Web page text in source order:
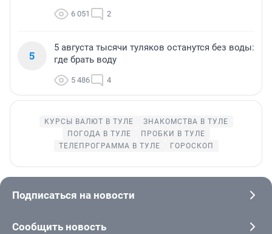
6 051 2
5
5 августа тысячи туляков останутся без воды:
где брать воду
5 486 4
КУРСЫ ВАЛЮТ В ТУЛЕ
ЗНАКОМСТВА В ТУЛЕ
ПОГОДА В ТУЛЕ
ПРОБКИ В ТУЛЕ
ТЕЛЕПРОГРАММА В ТУЛЕ
ГОРОСКОП
Подписаться на новости
Сообщить новость